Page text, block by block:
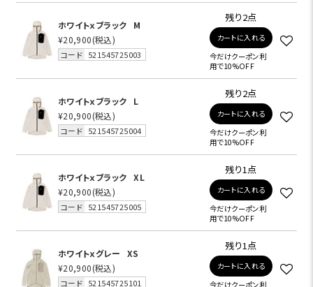
ホワイトｘブラック
M
¥20,900(税込)
コード 521545725003
残り2点
カートに入れる
今だけクーポン利
用で10%OFF
ホワイトｘブラック
L
¥20,900(税込)
コード 521545725004
残り2点
カートに入れる
今だけクーポン利
用で10%OFF
ホワイトｘブラック
XL
¥20,900(税込)
コード 521545725005
残り1点
カートに入れる
今だけクーポン利
用で10%OFF
ホワイトｘグレー
XS
¥20,900(税込)
コード 521545725101
残り1点
カートに入れる
今だけクーポン利